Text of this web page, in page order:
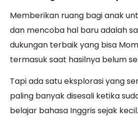
Memberikan ruang bagi anak
dan mencoba hal baru adalah
dukungan terbaik yang bisa
termasuk saat hasilnya belum
Tapi ada satu eksplorasi yang
paling banyak disesali ketika
belajar bahasa Inggris sejak kecil.